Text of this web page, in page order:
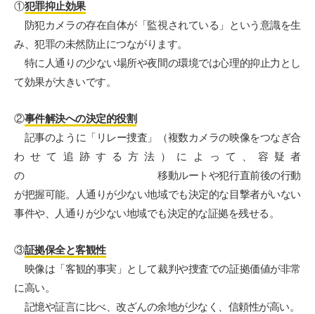
①犯罪抑止効果
防犯カメラの存在自体が「監視されている」という意識を生
み、犯罪の未然防止につながります。
特に人通りの少ない場所や夜間の環境では心理的抑止力とし
て効果が大きいです。
②事件解決への決定的役割
記事のように「リレー捜査」（複数カメラの映像をつなぎ合
わせて追跡する方法）によって、容疑者
の 移動ルートや犯行直前後の行動
が把握可能。人通りが少ない地域でも決定的な目撃者がいない
事件や、人通りが少ない地域でも決定的な証拠を残せる。
③証拠保全と客観性
映像は「客観的事実」として裁判や捜査での証拠価値が非常
に高い。
記憶や証言に比べ、改ざんの余地が少なく、信頼性が高い。